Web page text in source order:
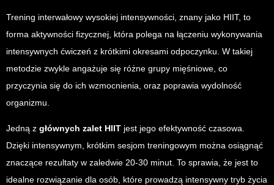
Trening interwałowy wysokiej intensywności, znany jako HIIT, to
forma aktywności fizycznej, która polega na łączeniu wykonywania
intensywnych ćwiczeń z krótkimi okresami odpoczynku. W takiej
metodzie zwykle angażuje się różne grupy mięśniowe, co
przyczynia się do ich wzmocnienia, oraz poprawia wydolność
organizmu.
Jedną z głównych zalet HIIT jest jego efektywność czasowa.
Dzięki intensywnym, krótkim sesjom treningowym można osiągnąć
znaczące rezultaty w zaledwie 20-30 minut. To sprawia, że jest to
idealne rozwiązanie dla osób, które prowadzą intensywny tryb życia